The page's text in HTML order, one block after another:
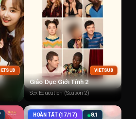
VIETSUB
Giáo Dục Giới Tính 2
Sex Education (Season 2)
HOÀN TẤT (17/17) 8.1